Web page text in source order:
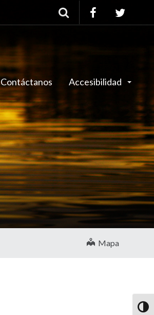
Contáctanos Accesibilidad
Mapa